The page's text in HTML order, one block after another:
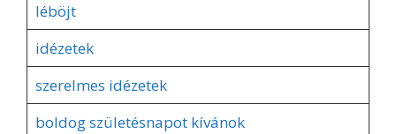
léböjt
idézetek
szerelmes idézetek
boldog születésnapot kívánok